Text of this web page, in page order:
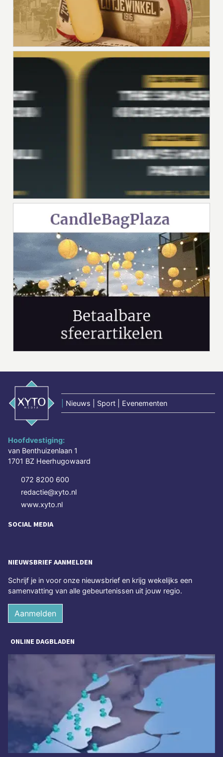
Nieuws | Sport | Evenementen
Hoofdvestiging:
van Benthuizenlaan 1
1701 BZ Heerhugowaard
072 8200 600
redactie@xyto.nl
www.xyto.nl
SOCIAL MEDIA
NIEUWSBRIEF AANMELDEN
Schrijf je in voor onze nieuwsbrief en krijg wekelijks een
samenvatting van alle gebeurtenissen uit jouw regio.
Aanmelden
ONLINE DAGBLADEN